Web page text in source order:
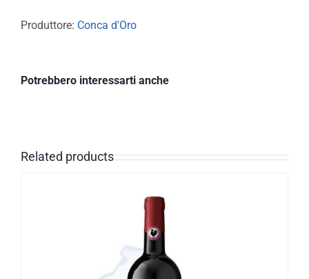
Produttore: Conca d'Oro
Potrebbero interessarti anche
Related products